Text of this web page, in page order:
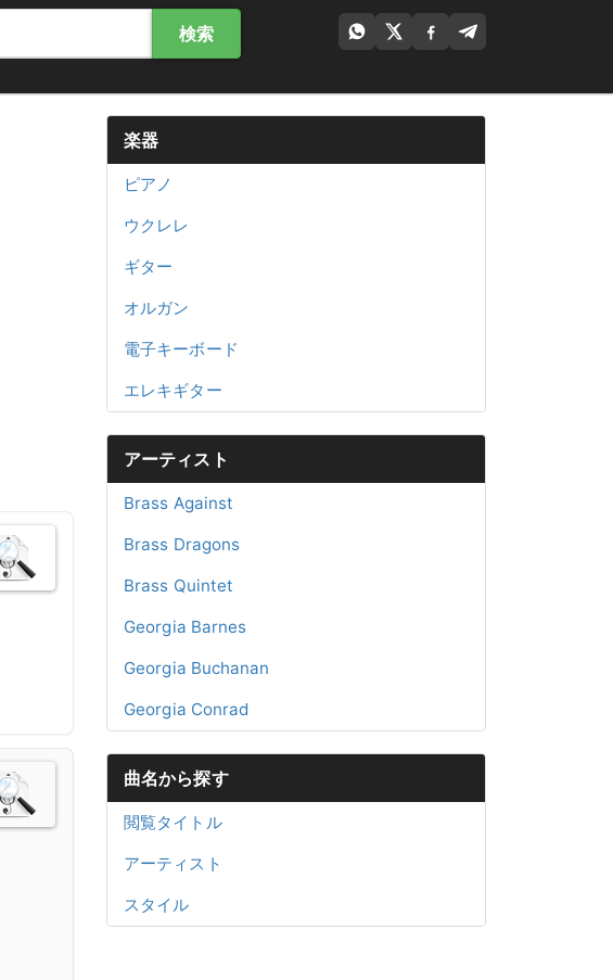
検索
楽器
ピアノ
ウクレレ
ギター
オルガン
電子キーボード
エレキギター
アーティスト
Brass Against
Brass Dragons
Brass Quintet
Georgia Barnes
Georgia Buchanan
Georgia Conrad
曲名から探す
閲覧タイトル
アーティスト
スタイル